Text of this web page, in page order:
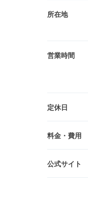
所在地
営業時間
定休日
料金・費用
公式サイト